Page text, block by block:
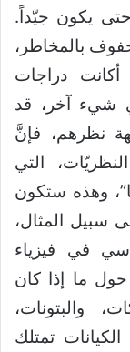
يكون جيّداً.
بالمخاطر،
أكانت دراجات
شيء آخر، قد
نظرهم، فإنَّ
التي
وهذه ستكون
سبيل المثال،
في فيزياء
ما إذا كان
والبتونات،
تمتلك